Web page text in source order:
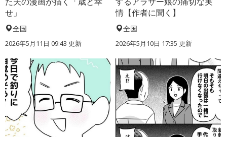
せ」
全国
2026年5月11日 09:43 更新
情【作者に聞く】
全国
2026年5月10日 17:35 更新